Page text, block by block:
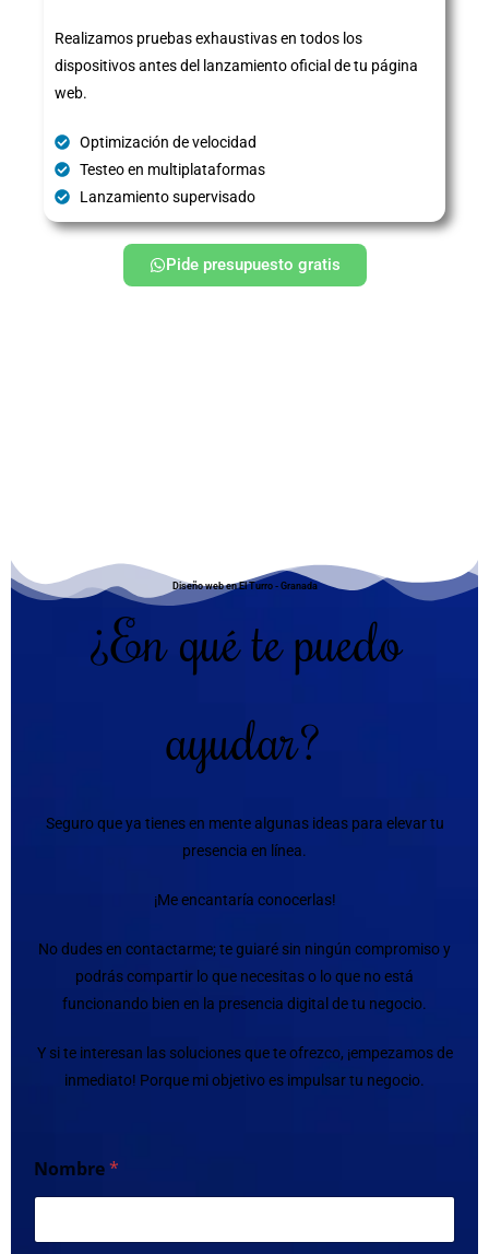
Realizamos pruebas exhaustivas en todos los
dispositivos antes del lanzamiento oficial de tu página
web.
Optimización de velocidad
Testeo en multiplataformas
Lanzamiento supervisado
Pide presupuesto gratis
Diseño web en El Turro - Granada
¿En qué te puedo
ayudar?
Seguro que ya tienes en mente algunas ideas para elevar tu
presencia en línea.
¡Me encantaría conocerlas!
No dudes en contactarme; te guiaré sin ningún compromiso y
podrás compartir lo que necesitas o lo que no está
funcionando bien en la presencia digital de tu negocio.
Y si te interesan las soluciones que te ofrezco, ¡empezamos de
inmediato! Porque mi objetivo es impulsar tu negocio.
Nombre*